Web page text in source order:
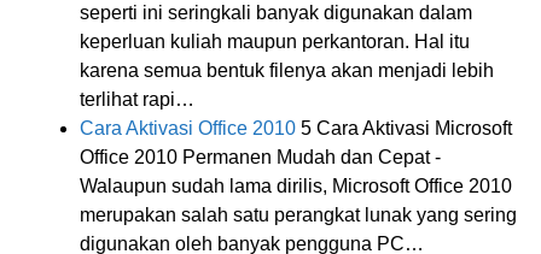
seperti ini seringkali banyak digunakan dalam
keperluan kuliah maupun perkantoran. Hal itu
karena semua bentuk filenya akan menjadi lebih
terlihat rapi…
Cara Aktivasi Office 2010 5 Cara Aktivasi Microsoft
Office 2010 Permanen Mudah dan Cepat -
Walaupun sudah lama dirilis, Microsoft Office 2010
merupakan salah satu perangkat lunak yang sering
digunakan oleh banyak pengguna PC…